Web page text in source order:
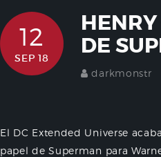
12
SEP 18
DE
darkmonstr
El DC Extended Universe
papel de Superman para